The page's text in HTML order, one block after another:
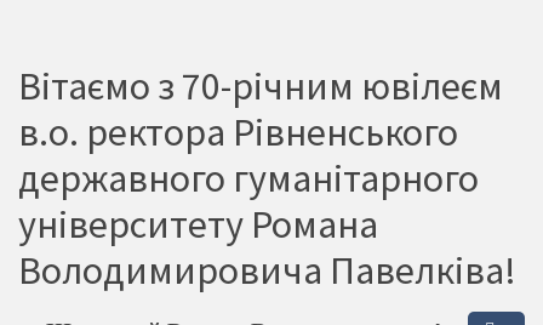
Вітаємо з 70-річним ювілеєм
в.о. ректора Рівненського
державного гуманітарного
університету Романа
Володимировича Павелківа!